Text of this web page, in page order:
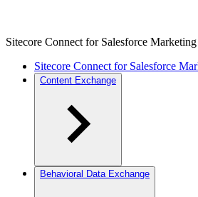
Sitecore Connect for Salesforce
Sitecore Connect for Salesforce
Content Exchange
Behavioral Data Exchange